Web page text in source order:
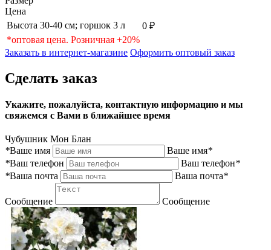
Цена
Высота 30-40 см; горшок 3 л
0 ₽
*оптовая цена. Розничная +20%
Заказать в интернет-магазине Оформить оптовый заказ
Сделать заказ
Укажите, пожалуйста, контактную информацию и мы
свяжемся с Вами в ближайшее время
Чубушник Мон Блан
*Ваше имя Ваше имя*
*Ваш телефон Ваш телефон*
*Ваша почта Ваша почта*
Сообщение Сообщение